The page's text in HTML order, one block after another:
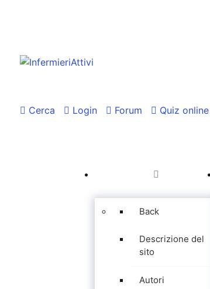
Cerca Login Forum Quiz online
Back
Descrizione del
sito
Autori